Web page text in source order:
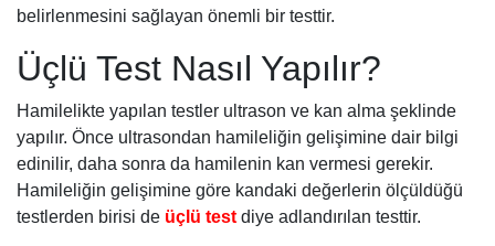
belirlenmesini sağlayan önemli bir testtir.
Üçlü Test Nasıl Yapılır?
Hamilelikte yapılan testler ultrason ve kan alma şeklinde
yapılır. Önce ultrasondan hamileliğin gelişimine dair bilgi
edinilir, daha sonra da hamilenin kan vermesi gerekir.
Hamileliğin gelişimine göre kandaki değerlerin ölçüldüğü
testlerden birisi de üçlü test diye adlandırılan testtir.